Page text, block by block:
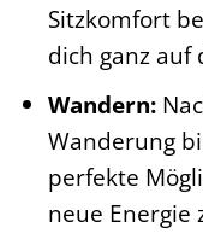
Sitzkomfort
dich ganz auf
Wandern:
Wanderung
perfekte
neue Energie